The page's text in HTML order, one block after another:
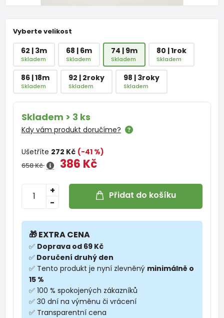
Vyberte velikost
62 | 3m
Skladem
68 | 6m
Skladem
74 | 9m
Skladem
80 | 1rok
Skladem
86 | 18m
Skladem
92 | 2roky
Skladem
98 | 3roky
Skladem
Skladem > 3 ks
Kdy vám produkt doručíme?
Ušetříte 272 Kč (-41 %)
658 Kč 386 Kč
-
+ Přidat do košíku
🎁 EXTRA CENA
✅ Doprava od 69 Kč
✅ Doručení druhý den
✅ Tento produkt je nyní zlevněný minimálně o
15 %
✅ 100 % spokojených zákazníků
✅ 30 dní na výměnu či vrácení
✅ Transparentní cena